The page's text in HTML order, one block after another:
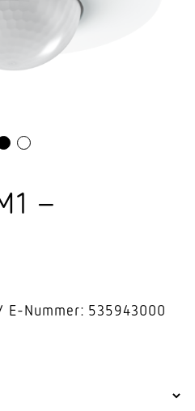
–
E-Nummer: 535943000